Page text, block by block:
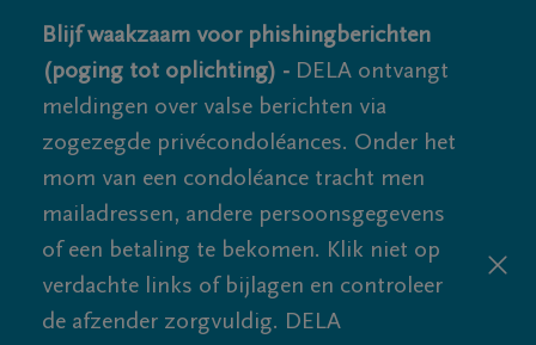
Blijf waakzaam voor phishingberichten
(poging tot oplichting) - DELA ontvangt
meldingen over valse berichten via
zogezegde privécondoléances. Onder het
mom van een condoléance tracht men
mailadressen, andere persoonsgegevens
of een betaling te bekomen. Klik niet op
verdachte links of bijlagen en controleer
de afzender zorgvuldig. DELA